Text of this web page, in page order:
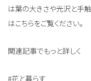
は葉の大きさや光沢と手
はこちらをご覧ください。
関連記事でもっと詳しく
#花と暮らす